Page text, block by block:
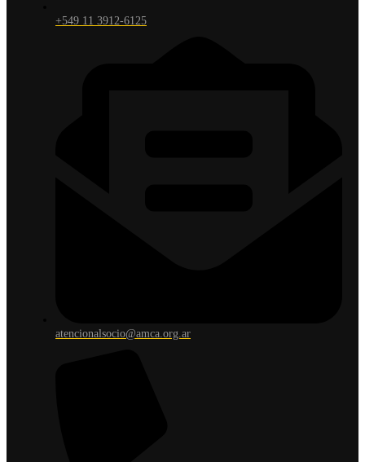
+549 11 3912-6125
atencionalsocio@amca.org.ar